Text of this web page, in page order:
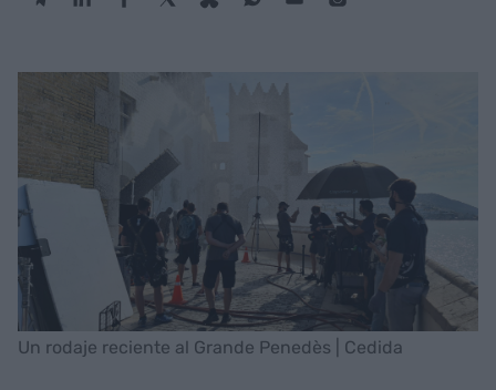
Un rodaje reciente al Grande Penedès | Cedida